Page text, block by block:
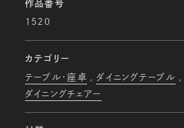
作品番号
1520
カテゴリー
テーブル・座卓 ダイニングテーブル
ダイニングチェアー